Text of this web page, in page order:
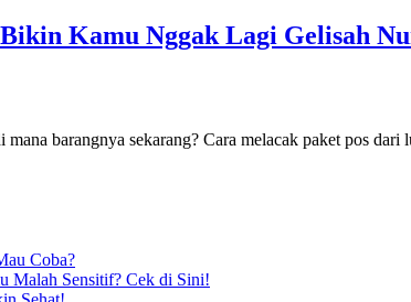
Kamu Nggak Lagi Gelisah
barangnya sekarang? Cara melacak paket pos
Coba?
Malah Sensitif? Cek di Sini!